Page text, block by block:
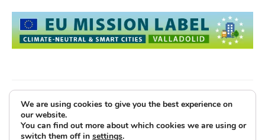
Luce Innovative Technologies
Aviso Legal
Política de Privacidad Cookies
We are using cookies to give you the best experience on
our website.
You can find out more about which cookies we are using or
switch them off in settings.